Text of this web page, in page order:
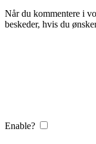
Når du kommentere i
beskeder, hvis du
Enable?